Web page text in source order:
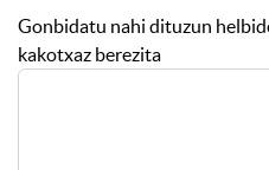
Gonbidatu nahi dituzun
kakotxaz berezita